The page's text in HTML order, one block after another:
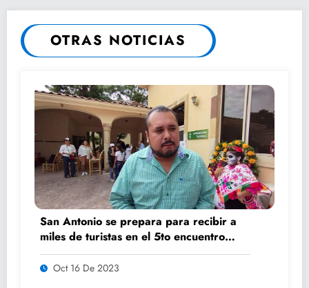
OTRAS NOTICIAS
San Antonio se prepara para recibir a
miles de turistas en el 5to encuentro
K’AILEM
Oct 16 De 2023